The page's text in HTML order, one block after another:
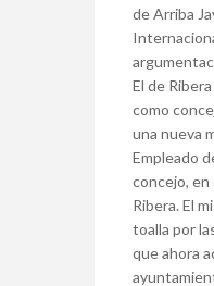
de Arriba
El de
como
una nueva
Empleado
concejo,
Ribera. El
toalla por
que ahora